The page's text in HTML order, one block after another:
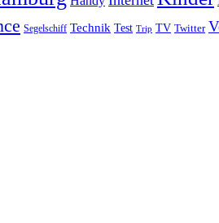
Segelschiff Technik Test Trip TV Twitter